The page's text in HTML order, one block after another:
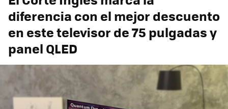
diferencia con el mejor descuento
en este televisor de 75 pulgadas y
panel QLED